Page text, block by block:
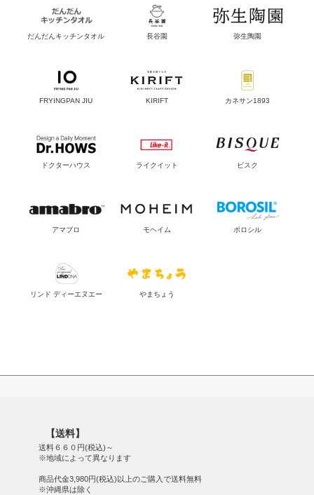
だんだんキッチンタオル 長谷園 弥生陶園
FRYINGPAN JIU KIRIFT カネサン1893
ドクターハウス ライクイット ビスク
アマブロ モヘイム ボロシル
リンド ディーエヌエー やまちょう
【送料】
送料６６０円(税込)～
※地域によって異なります
商品代金3,980円(税込)以上のご購入で送料無料
※沖縄県は除く